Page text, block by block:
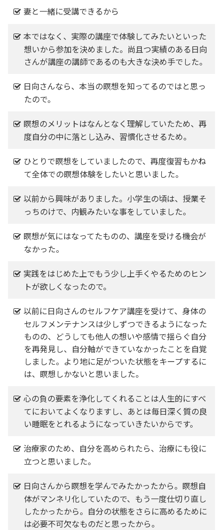
妻と一緒に受講できるから
本ではなく、実際の講座で体験してみたいといった
想いから参加を決めました。尚且つ実績のある日向
さんが講座の講師であるのも大きな決め手でした。
日向さんなら、本当の瞑想を知ってるのではと思っ
たので。
瞑想のメリットはなんとなく理解していたため、再
度自分の中に落とし込み、習慣化させるため。
ひとりで瞑想をしていましたので、再度復習もかね
て全体での瞑想体験をしたいと思いました。
以前から興味がありました。小学生の頃は、授業そ
っちのけで、内観みたいな事をしていました。
瞑想が気にはなってたものの、講座を受ける機会が
なかった。
実践をはじめた上でもう少し上手くやるためのヒン
トが欲しくなったので。
以前に日向さんのセルフケア講座を受けて、身体の
セルフメンテナンスは少しずつできるようになった
ものの、どうしても他人の想いや感情で揺らぐ自分
を再発見し、自分軸ができていなかったことを自覚
しました。より地に足がついた状態をキープするに
は、瞑想しかないと思いました。
心の負の要素を浄化してくれることは人生的にすべ
てにおいてよくなりますし、あとは毎日深く質の良
い睡眠をとれるようになっていきたいからです。
治療家のため、自分を高められたら、治療にも役に
立つと思いました。
日向さんから瞑想を学んでみたかったから。瞑想自
体がマンネリ化していたので、もう一度仕切り直し
したかったから。自分の状態をさらに高めるために
は必要不可欠なものだと思ったから。